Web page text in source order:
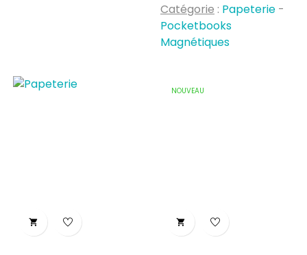
Catégorie : Papeterie -
Pocketbooks
Magnétiques

NOUVEAU
